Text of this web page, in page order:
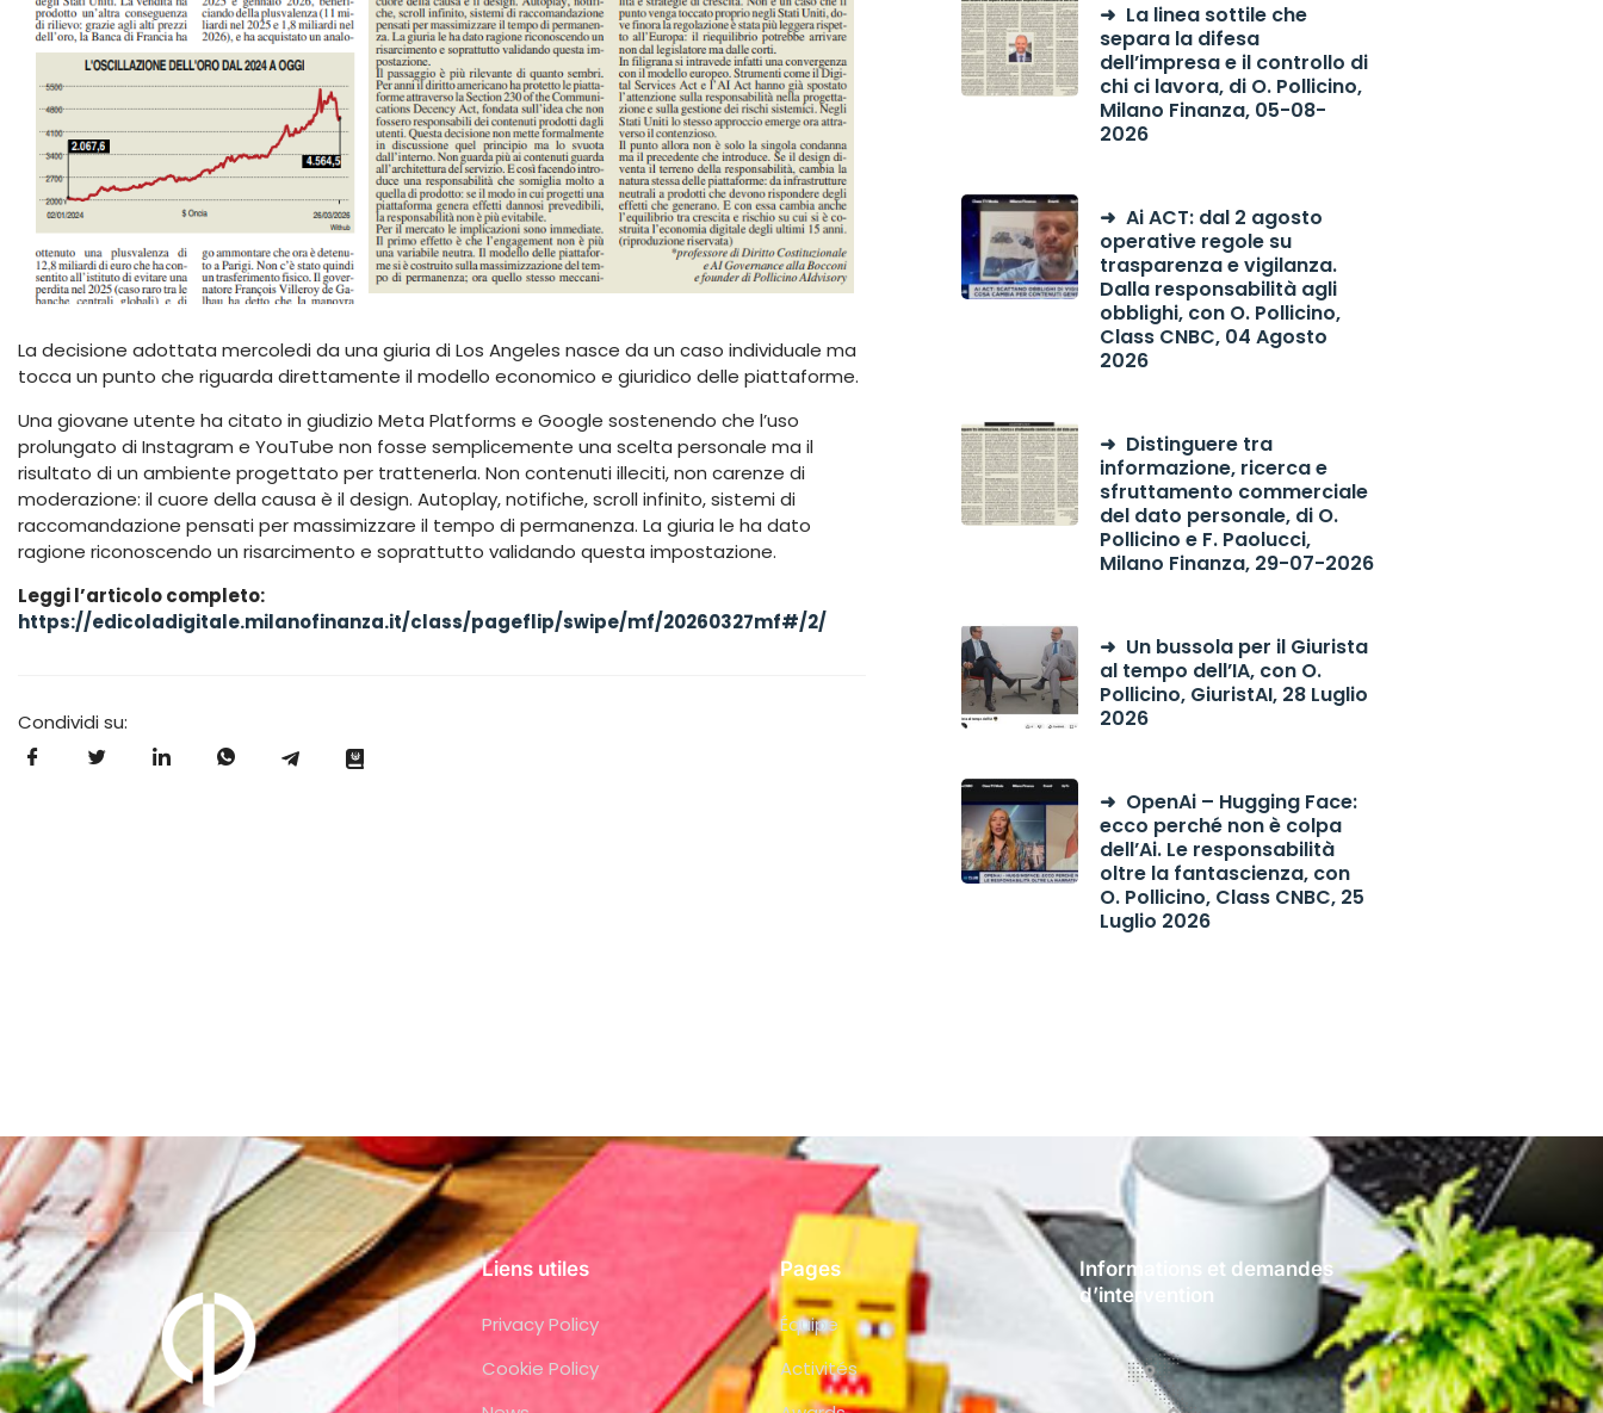
La decisione adottata mercoledi da una giuria di Los Angeles nasce da un caso individuale ma
tocca un punto che riguarda direttamente il modello economico e giuridico delle piattaforme.
Una giovane utente ha citato in giudizio Meta Platforms e Google sostenendo che l’uso
prolungato di Instagram e YouTube non fosse semplicemente una scelta personale ma il
risultato di un ambiente progettato per trattenerla. Non contenuti illeciti, non carenze di
moderazione: il cuore della causa è il design. Autoplay, notifiche, scroll infinito, sistemi di
raccomandazione pensati per massimizzare il tempo di permanenza. La giuria le ha dato
ragione riconoscendo un risarcimento e soprattutto validando questa impostazione.
Leggi l’articolo completo:
https://edicoladigitale.milanofinanza.it/class/pageflip/swipe/mf/20260327mf#/2/
Condividi su:
La linea sottile che
separa la difesa
dell’impresa e il controllo di
chi ci lavora, di O. Pollicino,
Milano Finanza, 05-08-
2026
Ai ACT: dal 2 agosto
operative regole su
trasparenza e vigilanza.
Dalla responsabilità agli
obblighi, con O. Pollicino,
Class CNBC, 04 Agosto
2026
Distinguere tra
informazione, ricerca e
sfruttamento commerciale
del dato personale, di O.
Pollicino e F. Paolucci,
Milano Finanza, 29-07-2026
Un bussola per il Giurista
al tempo dell’IA, con O.
Pollicino, GiuristAI, 28 Luglio
2026
OpenAi – Hugging Face:
ecco perché non è colpa
dell’Ai. Le responsabilità
oltre la fantascienza, con
O. Pollicino, Class CNBC, 25
Luglio 2026
Liens utiles
Privacy Policy
Cookie Policy
Pages
Équipe
Activités
Informations et demandes
d’intervention